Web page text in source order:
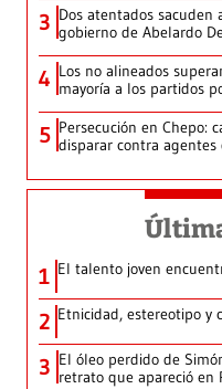
3 Dos atentados
gobierno de Abelardo
4 Los no alineados
mayoría a los partidos
5 Persecución en Chepo:
disparar contra
1 El talento joven
2 Etnicidad, estereotipo y
3 El óleo perdido de
retrato que apareció en